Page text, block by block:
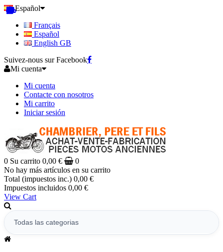
Español
Français
Español
English GB
Suivez-nous sur Facebook
Mi cuenta
Mi cuenta
Contacte con nosotros
Mi carrito
Iniciar sesión
0 Su carrito 0,00 €
0
No hay más artículos en su carrito
Total (impuestos inc.) 0,00 €
Impuestos incluidos 0,00 €
View Cart